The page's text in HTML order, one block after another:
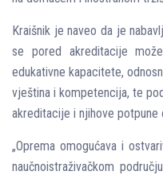
Kraišnik je naveo da je
se pored akreditacije
edukativne kapacitete,
vještina i kompetencija, te
akreditacije i njihove
„Oprema omogućava i
naučnoistraživačkom